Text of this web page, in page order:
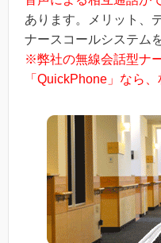
あります。メリット、
ナースコールシステム
※弊社の無線会話型ナ
「QuickPhone」なら